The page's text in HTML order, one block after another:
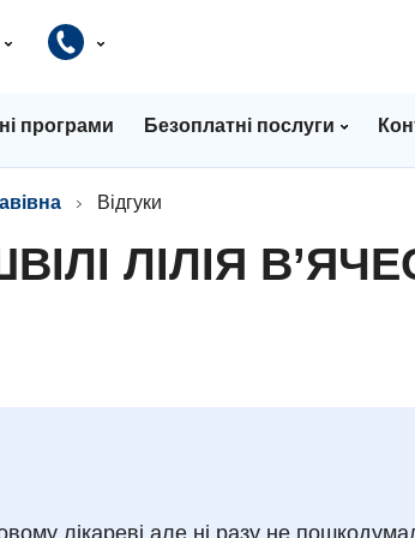
програми Безоплатні послуги
Відгуки
ЛІЛІЯ
лікареві але ні разу не